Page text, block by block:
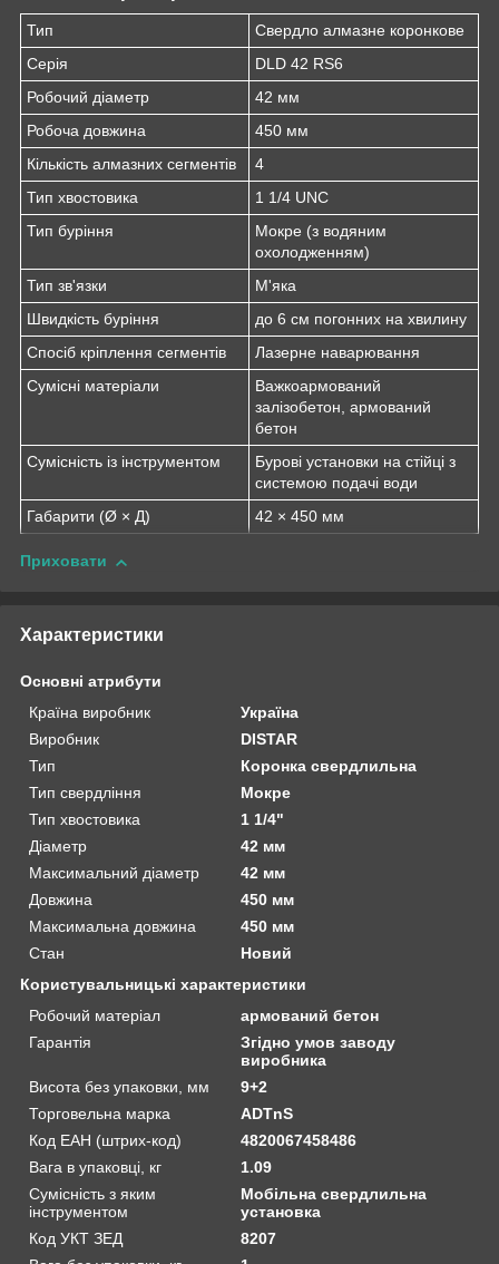
Тип
Свердло алмазне коронкове
Серія
DLD 42 RS6
Робочий діаметр
42 мм
Робоча довжина
450 мм
Кількість алмазних сегментів
4
Тип хвостовика
1 1/4 UNC
Тип буріння
Мокре (з водяним
охолодженням)
Тип зв'язки
М'яка
Швидкість буріння
до 6 см погонних на хвилину
Спосіб кріплення сегментів
Лазерне наварювання
Сумісні матеріали
Важкоармований
залізобетон, армований
бетон
Сумісність із інструментом
Бурові установки на стійці з
системою подачі води
Габарити (Ø × Д)
42 × 450 мм
Приховати
Характеристики
Основні атрибути
Країна виробник
Україна
Виробник
DISTAR
Тип
Коронка свердлильна
Тип свердління
Мокре
Тип хвостовика
1 1/4"
Діаметр
42 мм
Максимальний діаметр
42 мм
Довжина
450 мм
Максимальна довжина
450 мм
Стан
Новий
Користувальницькі характеристики
Робочий матеріал
армований бетон
Гарантія
Згідно умов заводу
виробника
Висота без упаковки, мм
9+2
Торговельна марка
ADTnS
Код ЕАН (штрих-код)
4820067458486
Вага в упаковці, кг
1.09
Сумісність з яким
інструментом
Мобільна свердлильна
установка
Код УКТ ЗЕД
8207